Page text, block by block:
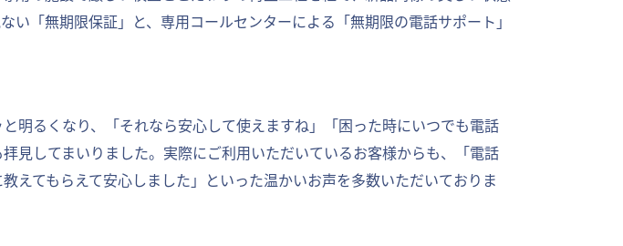
「無期限保証」と、専用コールセンターによる「無期限の電話サポート」
明るくなり、「それなら安心して使えますね」「困った時にいつでも電話
見してまいりました。実際にご利用いただいているお客様からも、「電話
えてもらえて安心しました」といった温かいお声を多数いただいておりま